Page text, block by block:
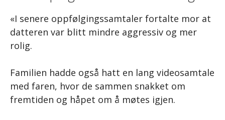
«I senere oppfølgingssamtaler fortalte mor at
datteren var blitt mindre aggressiv og mer
rolig.
Familien hadde også hatt en lang videosamtale
med faren, hvor de sammen snakket om
fremtiden og håpet om å møtes igjen.